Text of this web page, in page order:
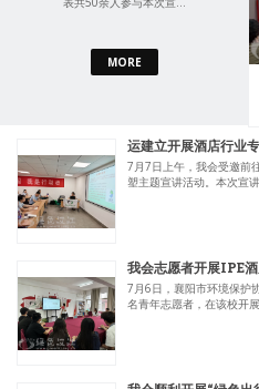
MORE
运建立开展酒店行业
7月7日上午，我会受邀前
塑主题宣讲活动。本次宣
我会志愿者开展IPE
7月6日，襄阳市环境保护
名青年志愿者，在该校开